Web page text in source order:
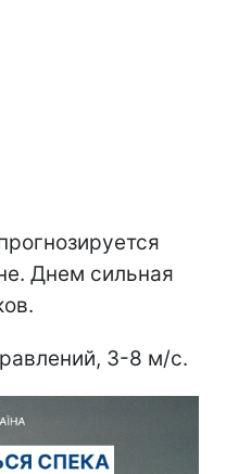
Днем сильная
3-8 м/с.